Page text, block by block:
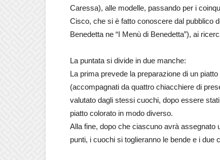
Caressa), alle modelle, passando per i
Cisco, che si è fatto conoscere dal pubblico
Benedetta ne “I Menù di Benedetta”), ai
La puntata si divide in due manche:
La prima prevede la preparazione di un
(accompagnati da quattro chiacchiere di
valutato dagli stessi cuochi, dopo essere
piatto colorato in modo diverso.
Alla fine, dopo che ciascuno avrà assegnato
punti, i cuochi si toglieranno le bende e i due